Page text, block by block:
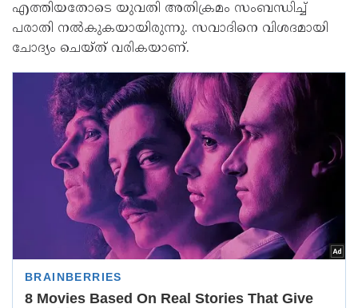
എത്തിയതോടെ യുവതി അതിക്രമം സംബന്ധിച്ച്
പരാതി നല്‍കുകയായിരുന്നു. സവാദിനെ വിശദമായി
ചോദ്യം ചെയ്ത് വരികയാണ്.